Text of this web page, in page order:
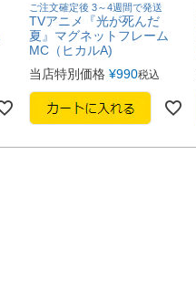
ご注文確定後 3～4週間で発送
TVアニメ『光が死んだ
夏』マグネットフレーム
MC（ヒカルA)
当店特別価格 ¥990税込